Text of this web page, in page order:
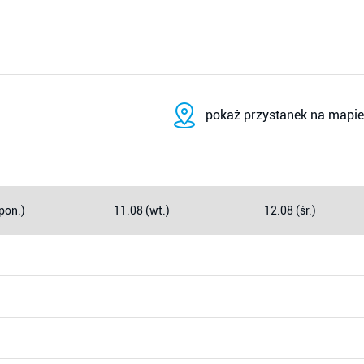
pokaż przystanek na mapie
11.08 (wt.) 12.08 (śr.)